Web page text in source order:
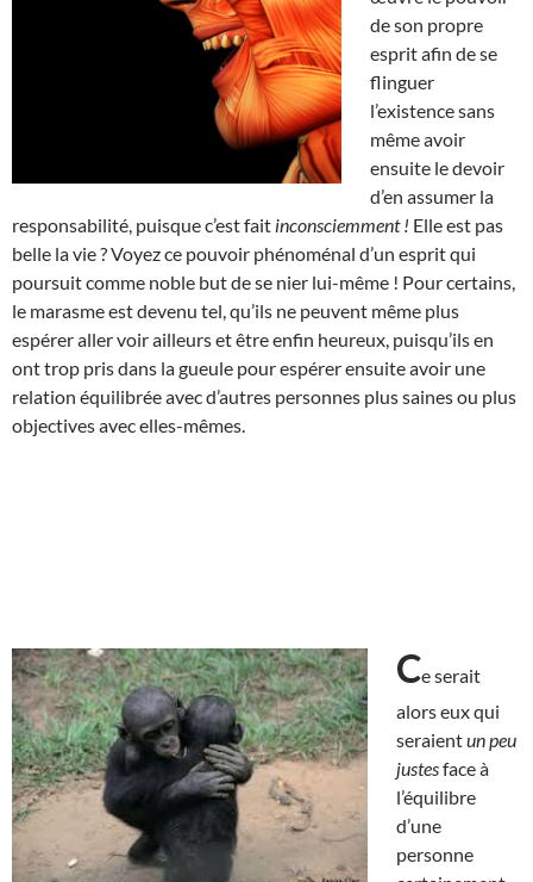
de son propre
esprit afin de se
flinguer
l’existence sans
même avoir
ensuite le devoir
d’en assumer la
responsabilité, puisque c’est fait inconsciemment ! Elle est pas
belle la vie ? Voyez ce pouvoir phénoménal d’un esprit qui
poursuit comme noble but de se nier lui-même ! Pour certains,
le marasme est devenu tel, qu’ils ne peuvent même plus
espérer aller voir ailleurs et être enfin heureux, puisqu’ils en
ont trop pris dans la gueule pour espérer ensuite avoir une
relation équilibrée avec d’autres personnes plus saines ou plus
objectives avec elles-mêmes.
Ce serait
alors eux qui
seraientun peu
justesface à
l’équilibre
d’une
personne